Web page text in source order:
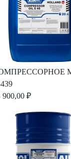
900,00 ₽